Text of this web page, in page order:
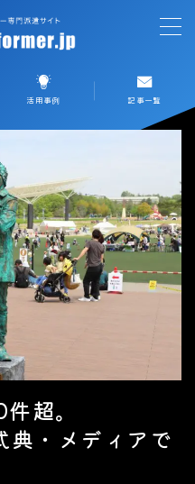
は
活用事例 記事一覧
超。
典・メディアで